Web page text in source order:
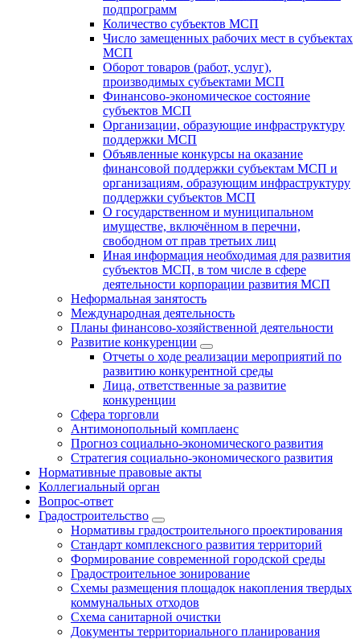
подпрограмм
Количество субъектов МСП
Число замещенных рабочих мест в субъектах
МСП
Оборот товаров (работ, услуг),
производимых субъектами МСП
Финансово-экономическое состояние
субъектов МСП
Организации, образующие инфраструктуру
поддержки МСП
Объявленные конкурсы на оказание
финансовой поддержки субъектам МСП и
организациям, образующим инфраструктуру
поддержки субъектов МСП
О государственном и муниципальном
имуществе, включённом в перечни,
свободном от прав третьих лиц
Иная информация необходимая для развития
субъектов МСП, в том числе в сфере
деятельности корпорации развития МСП
Неформальная занятость
Международная деятельность
Планы финансово-хозяйственной деятельности
Развитие конкуренции
Отчеты о ходе реализации мероприятий по
развитию конкурентной среды
Лица, ответственные за развитие
конкуренции
Сфера торговли
Антимонопольный комплаенс
Прогноз социально-экономического развития
Стратегия социально-экономического развития
Нормативные правовые акты
Коллегиальный орган
Вопрос-ответ
Градостроительство
Нормативы градостроительного проектирования
Стандарт комплексного развития территорий
Формирование современной городской среды
Градостроительное зонирование
Схемы размещения площадок накопления твердых
коммунальных отходов
Схема санитарной очистки
Документы территориального планирования